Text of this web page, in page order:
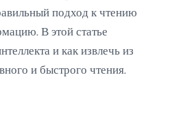
подход к чтению
В этой статье
и как извлечь из
и быстрого чтения.